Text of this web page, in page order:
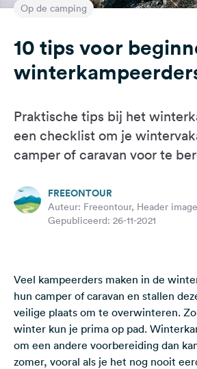
Nieuwsbrief
Feedback
Taal:
Volg
op
media
Facebook
Op de camping
10 tips voor
Praktische tips bij het
een checklist om je
camper of caravan voor te
FREEONTOUR
Auteur: Freeontour, Header
Gepubliceerd: 26-11-2021
Veel kampeerders maken in de
hun camper of caravan en stallen
veilige plaats om te overwinteren.
winter kun je prima op pad.
om een andere voorbereiding dan
zomer, vooral als je het nog nooit